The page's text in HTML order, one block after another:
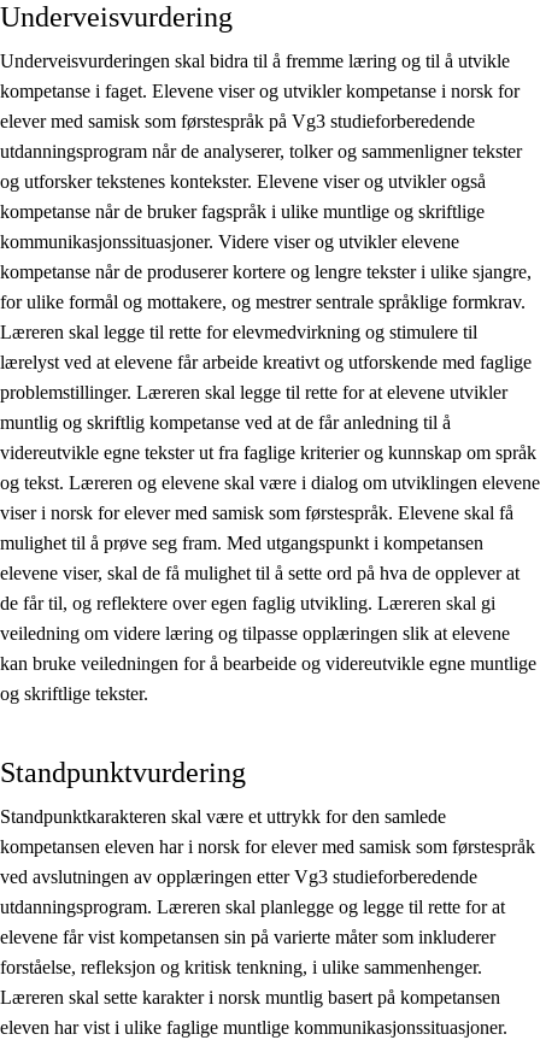
Underveisvurdering
Underveisvurderingen skal bidra til å fremme læring og til å utvikle
kompetanse i faget. Elevene viser og utvikler kompetanse i norsk for
elever med samisk som førstespråk på Vg3 studieforberedende
utdanningsprogram når de analyserer, tolker og sammenligner tekster
og utforsker tekstenes kontekster. Elevene viser og utvikler også
kompetanse når de bruker fagspråk i ulike muntlige og skriftlige
kommunikasjonssituasjoner. Videre viser og utvikler elevene
kompetanse når de produserer kortere og lengre tekster i ulike sjangre,
for ulike formål og mottakere, og mestrer sentrale språklige formkrav.
Læreren skal legge til rette for elevmedvirkning og stimulere til
lærelyst ved at elevene får arbeide kreativt og utforskende med faglige
problemstillinger. Læreren skal legge til rette for at elevene utvikler
muntlig og skriftlig kompetanse ved at de får anledning til å
videreutvikle egne tekster ut fra faglige kriterier og kunnskap om språk
og tekst. Læreren og elevene skal være i dialog om utviklingen elevene
viser i norsk for elever med samisk som førstespråk. Elevene skal få
mulighet til å prøve seg fram. Med utgangspunkt i kompetansen
elevene viser, skal de få mulighet til å sette ord på hva de opplever at
de får til, og reflektere over egen faglig utvikling. Læreren skal gi
veiledning om videre læring og tilpasse opplæringen slik at elevene
kan bruke veiledningen for å bearbeide og videreutvikle egne muntlige
og skriftlige tekster.
Standpunktvurdering
Standpunktkarakteren skal være et uttrykk for den samlede
kompetansen eleven har i norsk for elever med samisk som førstespråk
ved avslutningen av opplæringen etter Vg3 studieforberedende
utdanningsprogram. Læreren skal planlegge og legge til rette for at
elevene får vist kompetansen sin på varierte måter som inkluderer
forståelse, refleksjon og kritisk tenkning, i ulike sammenhenger.
Læreren skal sette karakter i norsk muntlig basert på kompetansen
eleven har vist i ulike faglige muntlige kommunikasjonssituasjoner.